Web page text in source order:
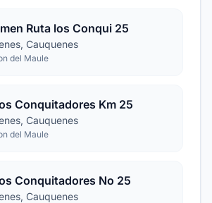
Ruta los Conqui 25
Cauquenes
del Maule
Conquitadores Km 25
Cauquenes
del Maule
Conquitadores No 25
Cauquenes